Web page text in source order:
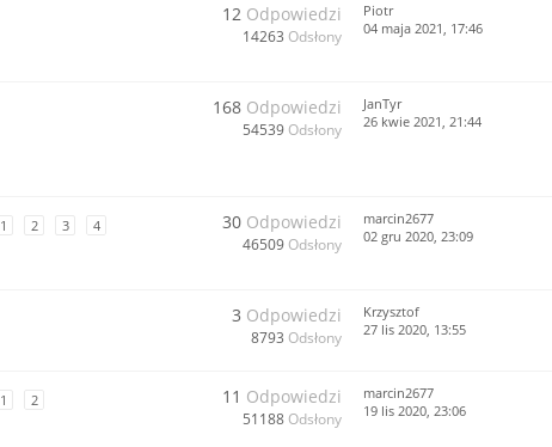
12 Odpowiedzi
14263 Odsłony
Piotr
04 maja 2021, 17:46
168 Odpowiedzi
54539 Odsłony
JanTyr
26 kwie 2021, 21:44
1 2 3 4 30 Odpowiedzi
46509 Odsłony
marcin2677
02 gru 2020, 23:09
3 Odpowiedzi
8793 Odsłony
Krzysztof
27 lis 2020, 13:55
1 2 11 Odpowiedzi
51188 Odsłony
marcin2677
19 lis 2020, 23:06